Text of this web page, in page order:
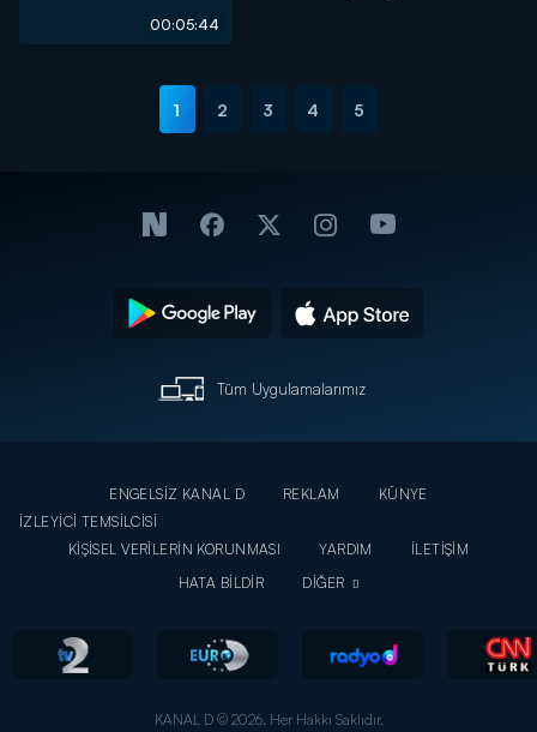
00:05:44
1 2 3 4 5
Tüm Uygulamalarımız
ENGELSİZ KANAL D REKLAM
KÜNYE
İZLEYİCİ TEMSİLCİSİ
KİŞİSEL VERİLERİN KORUNMASI
YARDIM
İLETİŞİM
HATA BİLDİR
DİĞER
KANAL D © 2026. Her Hakkı Saklıdır.